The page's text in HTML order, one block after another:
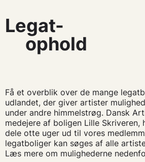
Legat-
ophold
Få et overblik over de mange
udlandet, der giver artister
under andre himmelstrøg. Dansk
medejere af boligen Lille Skriveren,
dele otte uger ud til vores
legatboliger kan søges af alle
Læs mere om mulighederne